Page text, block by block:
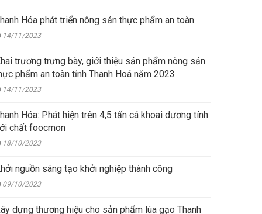
Hóa phát triển nông sản thực phẩm an toàn
14/11/2023
trương trưng bày, giới thiệu sản phẩm nông sản
phẩm an toàn tỉnh Thanh Hoá năm 2023
14/11/2023
Hóa: Phát hiện trên 4,5 tấn cá khoai dương tính
chất foocmon
18/10/2023
nguồn sáng tạo khởi nghiệp thành công
09/10/2023
dựng thương hiệu cho sản phẩm lúa gạo Thanh